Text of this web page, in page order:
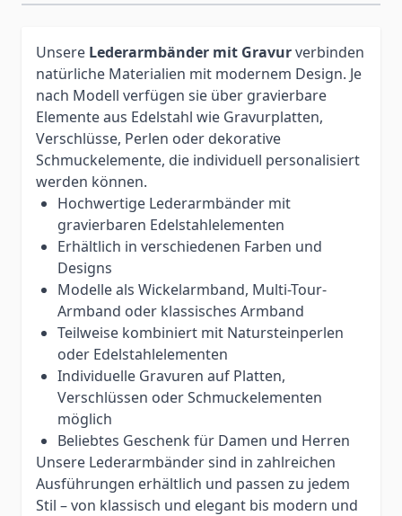
Unsere Lederarmbänder mit Gravurverbinden
natürliche Materialien mit modernem Design. Je
nach Modell verfügen sie über gravierbare
Elemente aus Edelstahl wie Gravurplatten,
Verschlüsse, Perlen oder dekorative
Schmuckelemente, die individuell personalisiert
werden können.
Hochwertige Lederarmbänder mit
gravierbaren Edelstahlelementen
Erhältlich in verschiedenen Farben und
Designs
Modelle als Wickelarmband, Multi-Tour-
Armband oder klassisches Armband
Teilweise kombiniert mit Natursteinperlen
oder Edelstahlelementen
Individuelle Gravuren auf Platten,
Verschlüssen oder Schmuckelementen
möglich
Beliebtes Geschenk für Damen und Herren
Unsere Lederarmbänder sind in zahlreichen
Ausführungen erhältlich und passen zu jedem
Stil – von klassisch und elegant bis modern und